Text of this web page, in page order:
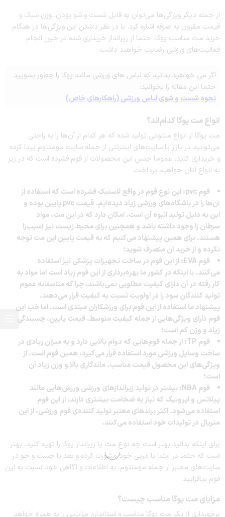
از جمله دیگر ویژگی‌‌ها می‌توان به قابل شست و شو بودن، وزن سبک و
قیمت مقرون به صرفه اشاره کرد. با در نظر داشتن این ویژگی‌ها در هنگام
خرید مت مناسب یوگا، حتما از زیرانداز خریداری شده در حین انجام
فعالیت‌های ورزشی رضایت خواهید داشت.
اگر می خواهید بدانید که لباس های ورزشی مانند یوگا را چطور بشویید
حتما این مقاله را بخوانید:
نحوه شست و شوی لباس ورزشی (راهکارهای خاص)
انواع مت یوگا کدام‌اند؟
مت یوگا از انواع متنوعی تولید شده که هر کدام از آن‌ها را به راحتی
می‌توانید در بازار یا سایت‌های اینترنتی از جمله سایت مومنتوم پیدا کرده
و خریداری کنید. عموما جنس این محصولات از فوم فشرده است که در زیر
به انواع آنان خواهیم پرداخت.
فوم pvc: این نوع فوم در واقع لاستیک فشرده است که استفاده از
آن‌ها را در باشگاه‌های ورزشی زیاد دیده‌ایم. قیمت pvc پایین بوده و
این به دلیل تولید انبوه آن است. امکان دارد که در این مت، مواد
سرطان زا وجود داشته باشد و همچنین برای محیط زیست نیز آسیب‌زا
هستند. برای همین پیشنهاد می‌کنیم که به قیمت پایین این مت توجه
نکرده و از خرید آن منصرف شوید؛
فوم EVA: از این فوم در ساخت تجهیزات پزشکی نیز استفاده
می‌کنند. با اینکه در کشور ما بهره‌برداری از این فوم زیاد است اما مواد به
کار رفته در آن دارای کیفیت مطلوبی نمی‌باشند، چرا که متاسفانه عموم
تولید کنندگان سود را در اولویت نسبت به کیفیت قرار می‌دهند.
پیشنهاد ما استفاده از این فوم برای ورزشکاران مبتدی است. اما خب این
فوم دارای ویژگی‌هایی از جمله کیفیت متوسط، قیمت پایین، چسبندگی
زیاد و وزن کم است؛
فوم TP: از جمله فوم‌هایی که دوام بالایی دارد و به میزان زیادی در
ساخت وسایل ورزشی مورد استفاده قرار می‌گیرد، همین فوم است. از
ویژگی‌های این محصول قیمت مناسب، ماندگاری بالا و وزن زیاد آن
است؛
فوم NBA: بیشتر در تولید زیراندازهای ورزشی ورزش‌هایی مانند
پیلاتس و ایروبیک که نیاز به ضخامت بیشتری دارند، از این فوم
استفاده می‌شود. اکثر برندهای معتبر تولید کننده‌ی فوم ورزشی، از این
متریال در تولیدات خود استفاده می‌کنند.
برای اینکه بدانید بهتر است چه نوع مت یا زیرانداز یوگا را تهیه کنید، بهتر
است که حتما در ابتدا با مربی خود مشورت کرده و بعد با جست و جو در
سایت‌های معتبر از جمله مومنتوم، به اطلاعات و آگاهی خود نسبت به این
فوم بیافزایید.
مزایای مت یوگا مناسب چیست؟
برخورداری از یک مت یوگا مناسب و استاندارد مزایایی را به همراه خواهد